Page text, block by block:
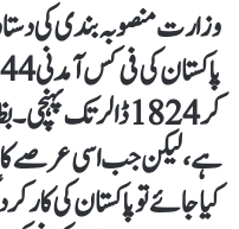
کر 1824 ڈالر تک
ہے، لیکن جب اسی عرصے
کیا جائے تو پاکستان کی